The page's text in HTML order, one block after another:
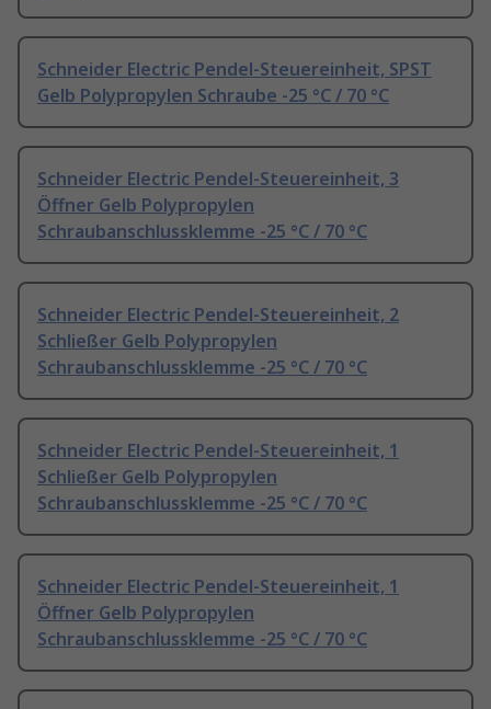
Schneider Electric Pendel-Steuereinheit, SPST
Gelb Polypropylen Schraube -25 °C / 70 °C
Schneider Electric Pendel-Steuereinheit, 3
Öffner Gelb Polypropylen
Schraubanschlussklemme -25 °C / 70 °C
Schneider Electric Pendel-Steuereinheit, 2
Schließer Gelb Polypropylen
Schraubanschlussklemme -25 °C / 70 °C
Schneider Electric Pendel-Steuereinheit, 1
Schließer Gelb Polypropylen
Schraubanschlussklemme -25 °C / 70 °C
Schneider Electric Pendel-Steuereinheit, 1
Öffner Gelb Polypropylen
Schraubanschlussklemme -25 °C / 70 °C